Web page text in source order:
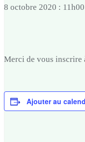
8 octobre 2020 : 11h00
Merci de vous inscrire
Ajouter au